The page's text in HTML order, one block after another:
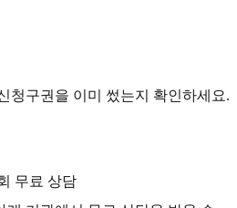
청구권을 이미 썼는지 확인하세요.
무료 상담